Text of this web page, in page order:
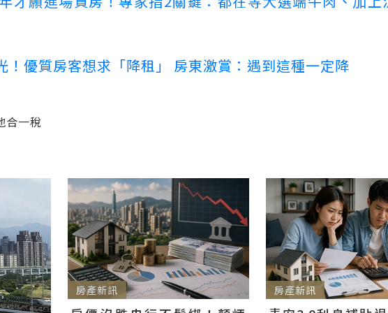
！優質房客想求「降租」 房東激賞：遇到這種一定降
合一稅
房產新訊 房產新訊